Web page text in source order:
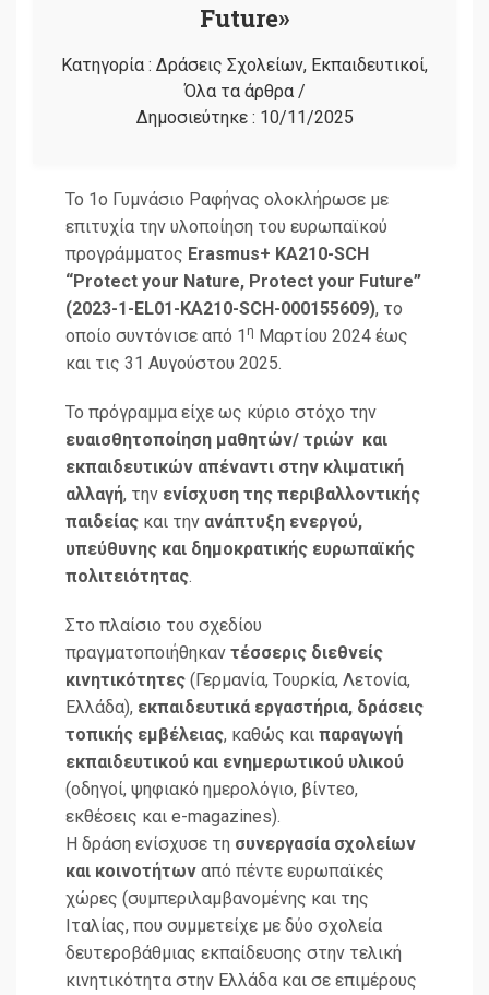
Future»
Κατηγορία : Δράσεις Σχολείων, Εκπαιδευτικοί,
Όλα τα άρθρα/
Δημοσιεύτηκε : 10/11/2025
Το 1ο Γυμνάσιο Ραφήνας ολοκλήρωσε με
επιτυχία την υλοποίηση του ευρωπαϊκού
προγράμματος Erasmus+ KA210-SCH
“Protect your Nature, Protect your Future”
(2023-1-EL01-KA210-SCH-000155609), το
οποίο συντόνισε από 1 η Μαρτίου 2024 έως
και τις 31 Αυγούστου 2025.
Το πρόγραμμα είχε ως κύριο στόχο την
ευαισθητοποίηση μαθητών/ τριών και
εκπαιδευτικών απέναντι στην κλιματική
αλλαγή, την ενίσχυση της περιβαλλοντικής
παιδείας και την ανάπτυξη ενεργού,
υπεύθυνης και δημοκρατικής ευρωπαϊκής
πολιτειότητας.
Στο πλαίσιο του σχεδίου
πραγματοποιήθηκαν τέσσερις διεθνείς
κινητικότητες (Γερμανία, Τουρκία, Λετονία,
Ελλάδα), εκπαιδευτικά εργαστήρια, δράσεις
τοπικής εμβέλειας, καθώς και παραγωγή
εκπαιδευτικού και ενημερωτικού υλικού
(οδηγοί, ψηφιακό ημερολόγιο, βίντεο,
εκθέσεις και e-magazines).
Η δράση ενίσχυσε τη συνεργασία σχολείων
και κοινοτήτων από πέντε ευρωπαϊκές
χώρες (συμπεριλαμβανομένης και της
Ιταλίας, που συμμετείχε με δύο σχολεία
δευτεροβάθμιας εκπαίδευσης στην τελική
κινητικότητα στην Ελλάδα και σε επιμέρους